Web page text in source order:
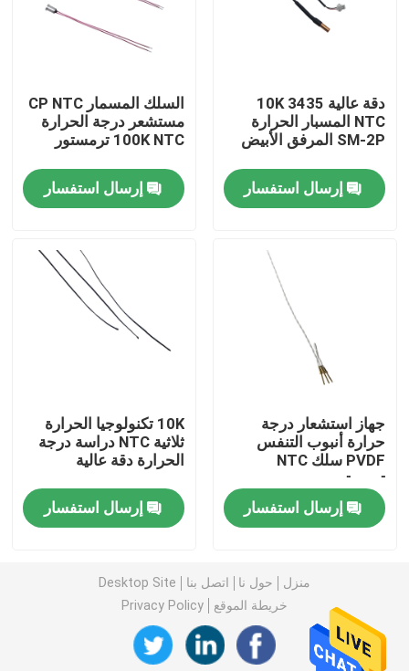
مراقبة الجودة
مستشعر درجة الحرارة الطبية
مستشعر درجة حرارة السطح
مستشعر درجة الحرارة NTC
حساس درجة حرارة المسبار
مسبار الثرمستور NTC
الايبوكسي الثرمستور
حرارة فيلم رقيق
الثرمستور حبة الزجاج
مستشعر درجة الحرارة RTD
دقة عالية 10K 3435
NTC المسبار الحرارة
SM-2P المرفق الأبيض
إرسال استفسار
السلك المسمار CP NTC
مستشعر درجة الحرارة
100K NTC ترمستور
إرسال استفسار
جهاز استشعار درجة
حرارة أنبوب التنفس
PVDF سلك NTC
ترمستور
إرسال استفسار
10K تكنولوجيا الحرارة
ثلاثية NTC دراسة درجة
الحرارة دقة عالية
إرسال استفسار
منزل حول نا اتصل بنا
Desktop Site
خريطة الموقع
Privacy Policy